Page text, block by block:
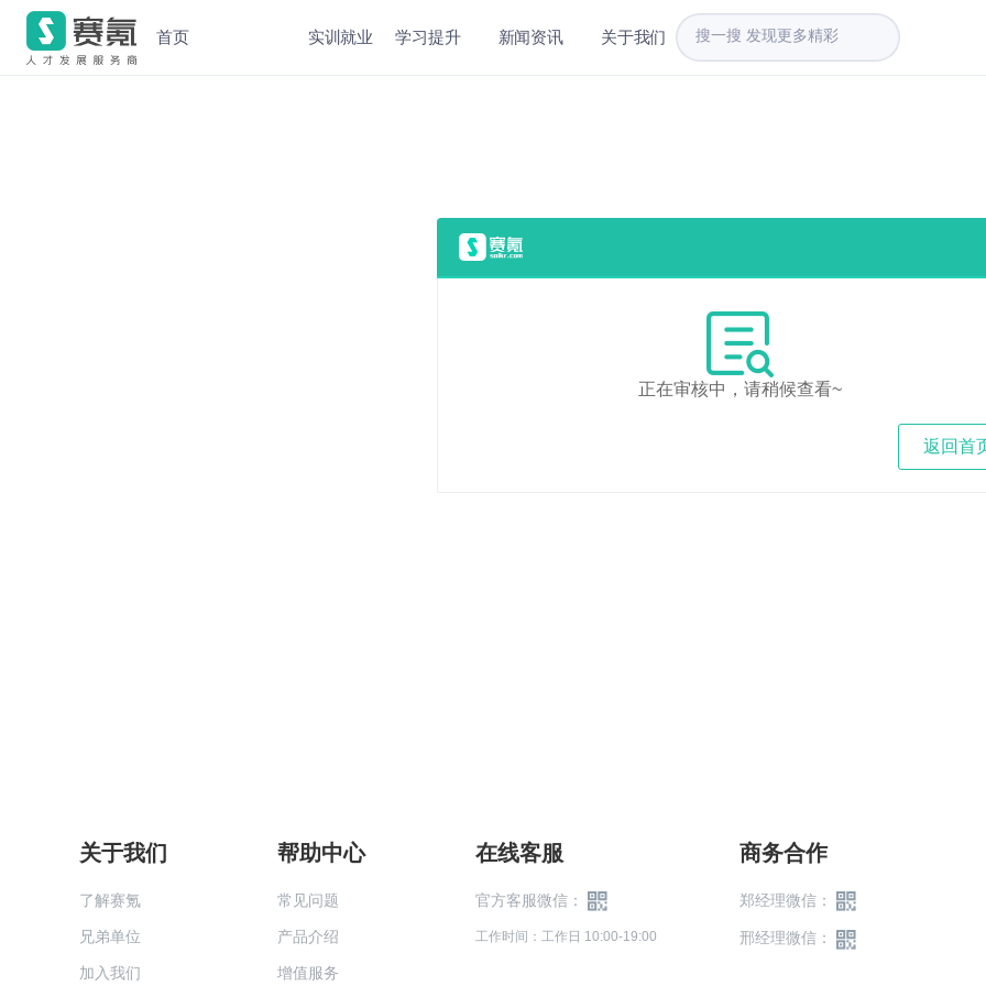
首页 实训就业 学习提升 新闻资讯 关于我们
正在审核中，请稍候查看~
返回首
关于我们
了解赛氪
兄弟单位
加入我们
帮助中心
常见问题
产品介绍
增值服务
在线客服
官方客服微信：
工作时间：工作日 10:00-19:00
商务合作
郑经理微信：
邢经理微信：